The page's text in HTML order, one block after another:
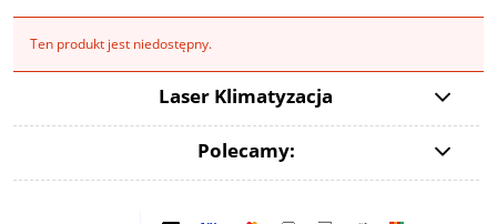
Ten produkt jest niedostępny.
Laser Klimatyzacja
Polecamy: